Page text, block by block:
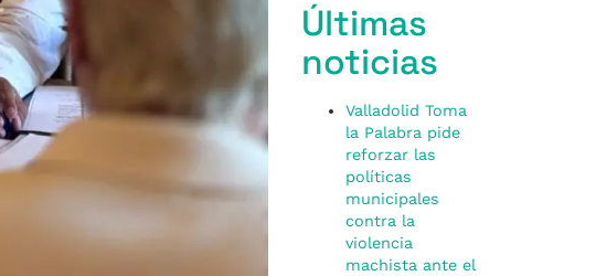
Últimas
noticias
Valladolid Toma
la Palabra pide
reforzar las
políticas
municipales
contra la
violencia
machista ante el